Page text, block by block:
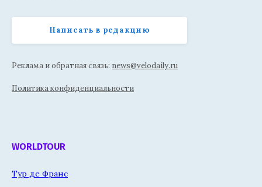
Написать в редакцию
Реклама и обратная связь: news@velodaily.ru
Политика конфиденциальности
WORLDTOUR
Тур де Франс